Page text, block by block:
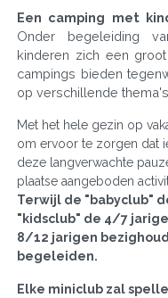
Een camping met
Onder begeleiding
kinderen zich een
campings bieden
op verschillende thema's.
Met het hele gezin op
om ervoor te zorgen dat
deze langverwachte
plaatse aangeboden
Terwijl de "babyclub"
"kidsclub" de 4/7
8/12 jarigen
begeleiden.
Elke miniclub zal